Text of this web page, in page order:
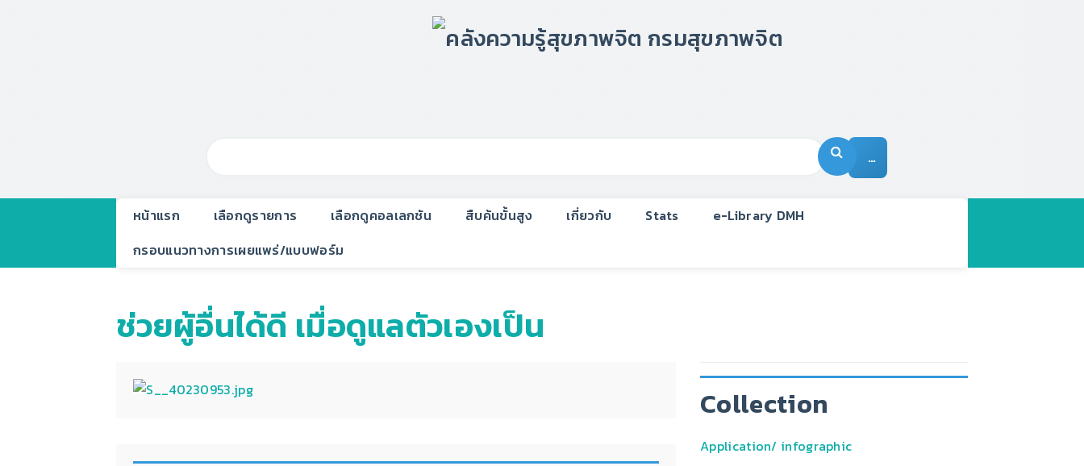
…
หน้าแรก เลือกดูรายการ เลือกดูคอลเลกชัน สืบค้นขั้นสูง เกี่ยวกับ Stats
e-Library DMH
กรอบแนวทางการเผยแพร่/แบบฟอร์ม
ช่วยผู้อื่นได้ดี เมื่อดูแลตัวเองเป็น
Collection
Application/ infographic